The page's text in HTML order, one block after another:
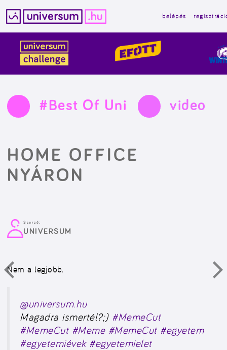
tartalomba
belépés
#Best Of Uni video
HOME OFFICE
NYÁRON
Szerző:
UNIVERSUM
Nem a legjobb.
@universum.hu
Magadra ismertél?;) #MemeCut
#MemeCut #Meme #MemeCut #egyetem
#egyetemiévek #egyetemielet